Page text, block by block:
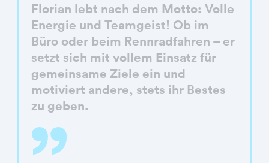
Florian lebt nach dem Motto: Volle
Energie und Teamgeist! Ob im
Büro oder beim Rennradfahren – er
setzt sich mit vollem Einsatz für
gemeinsame Ziele ein und
motiviert andere, stets ihr Bestes
zu geben.